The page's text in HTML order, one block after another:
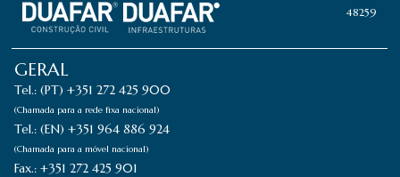
48259
GERAL
Tel.: (PT) +351 272 425 900
(Chamada para a rede fixa nacional)
Tel.: (EN) +351 964 886 924
(Chamada para a móvel nacional)
Fax.: +351 272 425 901